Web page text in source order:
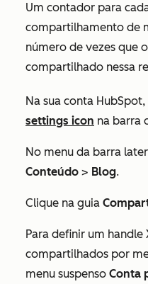
Um contador para
compartilhamento de
número de vezes que
compartilhado nessa
Na sua conta
settings icon na barra
No menu da barra
Conteúdo > Blog.
Clique na guia
Para definir um handle
compartilhados por
menu suspenso Conta